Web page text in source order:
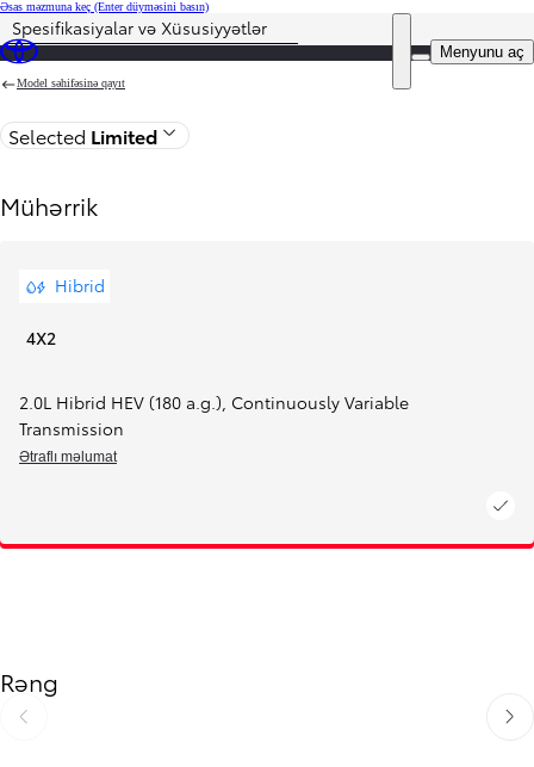
Əsas məzmuna keç (Enter düyməsini basın)
DEALER NAME
Menyunu aç
Spesifikasiyalar və Xüsusiyyətlər
Model səhifəsinə qayıt
Selected Limited
Mühərrik
Hibrid
4X2
2.0L Hibrid HEV (180 a.g.), Continuously Variable
Transmission
Ətraflı məlumat
Rəng
Əvvəlki